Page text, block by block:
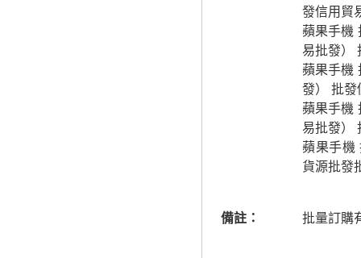
發信用貿
蘋果手機
易批發）
蘋果手機
發） 批發
蘋果手機
易批發）
蘋果手機
貨源批發
備註： 批量訂購